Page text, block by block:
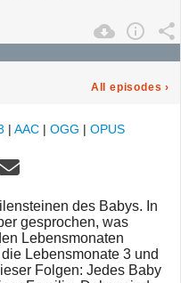
All episodes ›
| AAC | OGG | OPUS
des Babys. In
gesprochen, was
Lebensmonaten
Lebensmonate 3 und
Folgen: Jedes Baby